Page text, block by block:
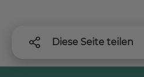
Diese Seite teilen